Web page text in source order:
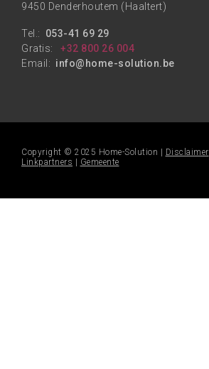
9450 Denderhoutem (Haaltert)
Tel.: 053-41 69 29
Gratis:
+32 800 26 004
Email: info@home-solution.be
Copyright © 2025 Home-Solution | Disclaimer
Linkpartners
Gemeente